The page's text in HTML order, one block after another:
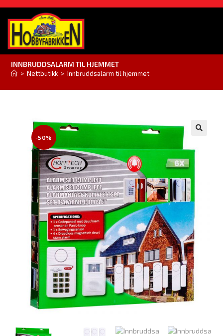
INNBRUDDSALARM TIL HJEMMET
> Nettbutikk > Innbruddsalarm til hjemmet
-50%